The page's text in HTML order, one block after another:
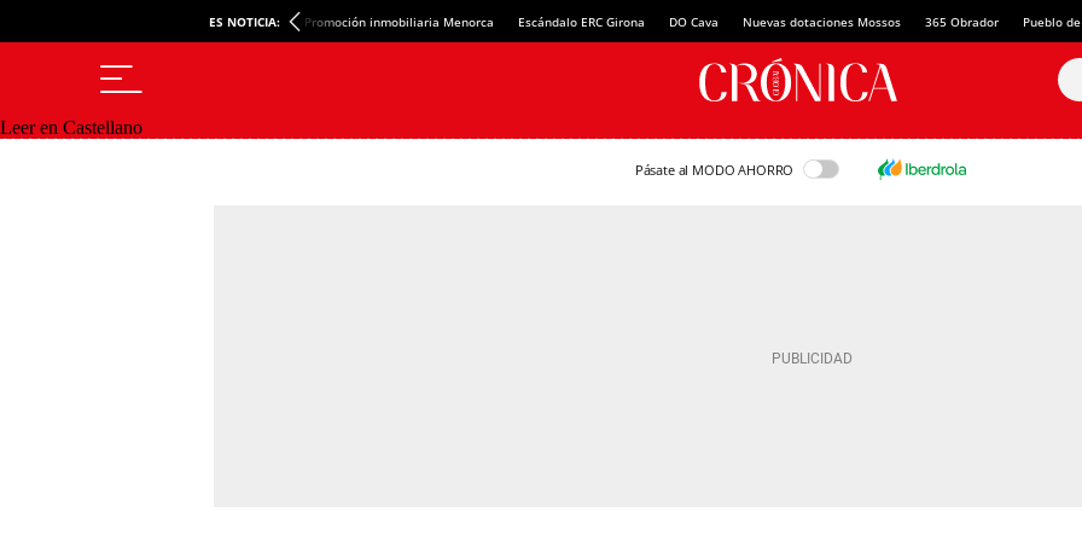
ES NOTICIA: Promoción inmobiliaria Menorca Escándalo ERC Girona DO Cava Nuevas dotaciones Mossos 365 Obrador Pueblo
Leer en Castellano
Pásate al MODO AHORRO